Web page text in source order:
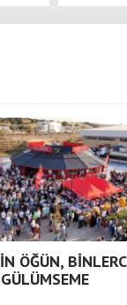
ÖĞÜN,